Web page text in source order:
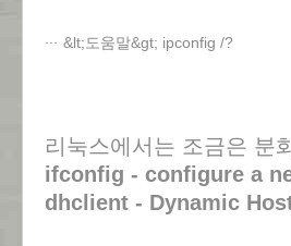
&lt;도움말&gt; ipconfig /?
리눅스에서는 조금은 분
ifconfig - configure a
dhclient - Dynamic